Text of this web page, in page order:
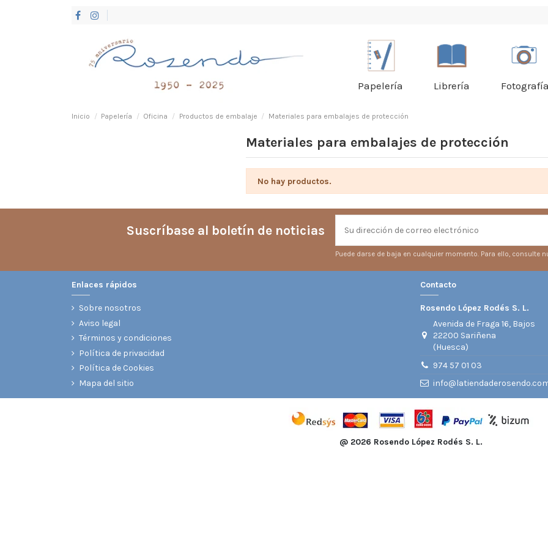
Papelería Librería
Inicio Papelería Oficina Productos de embalaje Materiales para embalajes de protección
Materiales para embalajes de protección
No hay productos.
Suscríbase al boletín de noticias
Puede darse de baja en cualquier momento. Para ello, consulte
Enlaces rápidos
Sobre nosotros
Aviso legal
Términos y condiciones
Política de privacidad
Política de Cookies
Mapa del sitio
Contacto
Rosendo López Rodés S. L.
Avenida de Fraga 16, Bajos
22200 Sariñena
(Huesca)
974 57 01 03
@ 2026 Rosendo López Rodés S. L.